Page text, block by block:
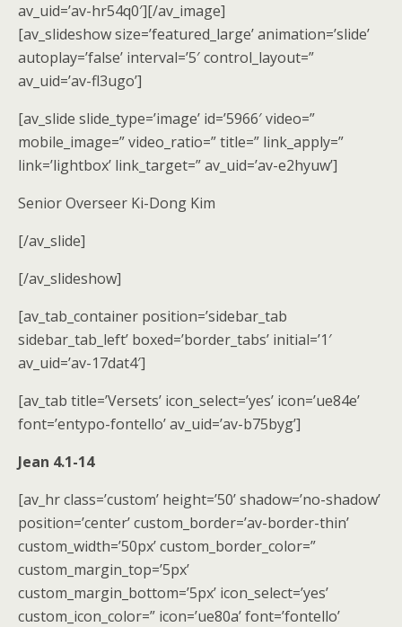
av_uid=’av-hr54q0′][/av_image]
[av_slideshow size=’featured_large’ animation=’slide’
autoplay=’false’ interval=’5′ control_layout=”
av_uid=’av-fl3ugo’]
[av_slide slide_type=’image’ id=’5966′ video=”
mobile_image=” video_ratio=” title=” link_apply=”
link=’lightbox’ link_target=” av_uid=’av-e2hyuw’]
Senior Overseer Ki-Dong Kim
[/av_slide]
[/av_slideshow]
[av_tab_container position=’sidebar_tab
sidebar_tab_left’ boxed=’border_tabs’ initial=’1′
av_uid=’av-17dat4′]
[av_tab title=’Versets’ icon_select=’yes’ icon=’ue84e’
font=’entypo-fontello’ av_uid=’av-b75byg’]
Jean 4.1-14
[av_hr class=’custom’ height=’50’ shadow=’no-shadow’
position=’center’ custom_border=’av-border-thin’
custom_width=’50px’ custom_border_color=”
custom_margin_top=’5px’
custom_margin_bottom=’5px’ icon_select=’yes’
custom_icon_color=” icon=’ue80a’ font=’fontello’